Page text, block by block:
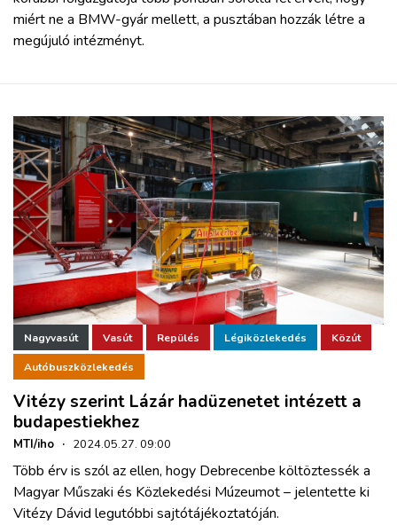
miért ne a BMW-gyár mellett, a pusztában hozzák létre a
megújuló intézményt.
Nagyvasút Vasút Repülés Légiközlekedés Közút
Autóbuszközlekedés
Vitézy szerint Lázár hadüzenetet intézett a
budapestiekhez
MTI/iho · 2024.05.27. 09:00
Több érv is szól az ellen, hogy Debrecenbe költöztessék a
Magyar Műszaki és Közlekedési Múzeumot – jelentette ki
Vitézy Dávid legutóbbi sajtótájékoztatóján.